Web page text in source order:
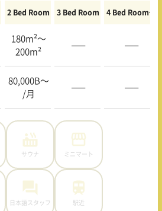
2 Bed Room 3 Bed Room 4 Bed Room〜
180m²〜
200m²
—– —–
80,000B〜
/月
—– —–
サウナ ミニマート
日本語スタッフ 駅近